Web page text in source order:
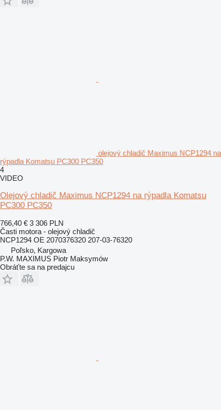
olejový chladič Maximus NCP1294 na
rýpadla Komatsu PC300 PC350
4
VIDEO
Olejový chladič Maximus NCP1294 na rýpadla Komatsu
PC300 PC350
766,40 € 3 306 PLN
Časti motora - olejový chladič
NCP1294 OE 2070376320 207-03-76320
Poľsko, Kargowa
P.W. MAXIMUS Piotr Maksymów
Obráťte sa na predajcu